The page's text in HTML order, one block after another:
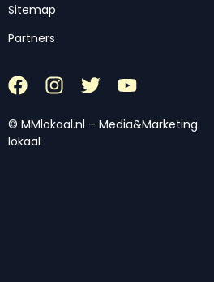
Sitemap
Partners
© MMlokaal.nl – Media&Marketing
lokaal